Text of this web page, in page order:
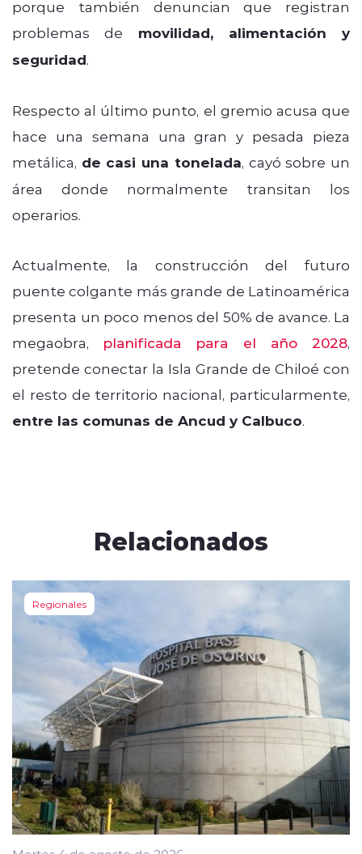
porque también denuncian que registran
problemas de movilidad, alimentación y
seguridad.
Respecto al último punto, el gremio acusa que
hace una semana una gran y pesada pieza
metálica, de casi una tonelada, cayó sobre un
área donde normalmente transitan los
operarios.
Actualmente, la construcción del futuro
puente colgante más grande de Latinoamérica
presenta un poco menos del 50% de avance. La
megaobra, planificada para el año 2028,
pretende conectar la Isla Grande de Chiloé con
el resto de territorio nacional, particularmente,
entre las comunas de Ancud y Calbuco.
Relacionados
Regionales